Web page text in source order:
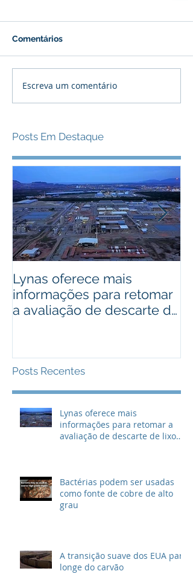
Comentários
Escreva um comentário
Posts Em Destaque
Lynas oferece mais
informações para retomar
a avaliação de descarte de
Posts Recentes
Lynas oferece mais
informações para retomar a
avaliação de descarte de lixo
Bactérias podem ser usadas
como fonte de cobre de alto
grau
A transição suave dos EUA para
longe do carvão